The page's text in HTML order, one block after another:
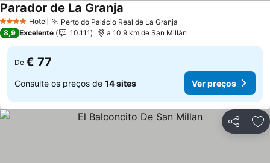
4 EstrelasHotel Perto do Palácio Real de La Granja
Parador de La Granja
8,9 Excelente 10.111 a 10.9 km de San Millán
De € 77
Consulte os preços de 14 sites Ver preços
Partilhar